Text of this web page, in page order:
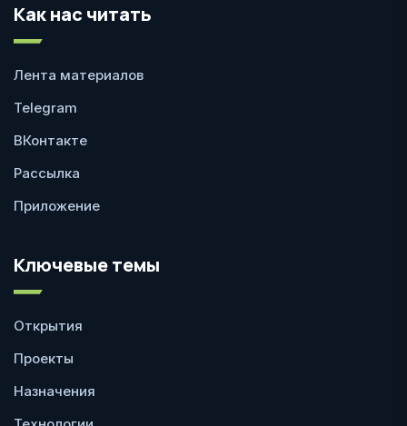
Как нас читать
Лента материалов
Telegram
ВКонтакте
Рассылка
Приложение
Ключевые темы
Открытия
Проекты
Назначения